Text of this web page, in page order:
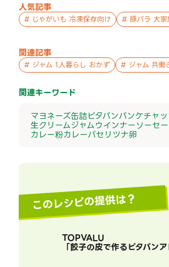
人気記事
# じゃがいも 冷凍保存向け # 豚バラ 大
関連記事
# ジャム 1人暮らし おかず # ジャム 共働
関連キーワード
マヨネーズ缶詰ピタパンパンケチャ
生クリームジャムウインナーソーセ
カレー粉カレーパセリ ツナ卵
このレシピの提供は？
TOPVALU
「餃子の皮で作るピタパン